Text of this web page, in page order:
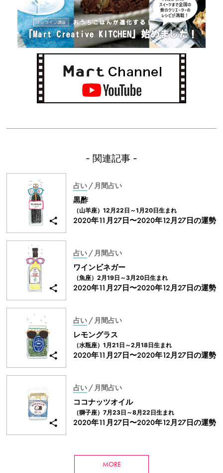
- 関連記事 -
占い / 月間占い
黒酢
（山羊座）12月22日～1月20日生まれ
2020年11月27日〜2020年12月27日の運勢
占い / 月間占い
ワインビネガー
（魚座）2月19日～3月20日生まれ
2020年11月27日〜2020年12月27日の運勢
占い / 月間占い
レモングラス
（水瓶座）1月21日～2月18日生まれ
2020年11月27日〜2020年12月27日の運勢
占い / 月間占い
ココナッツオイル
（獅子座）7月23日～8月22日生まれ
2020年11月27日〜2020年12月27日の運勢
MORE